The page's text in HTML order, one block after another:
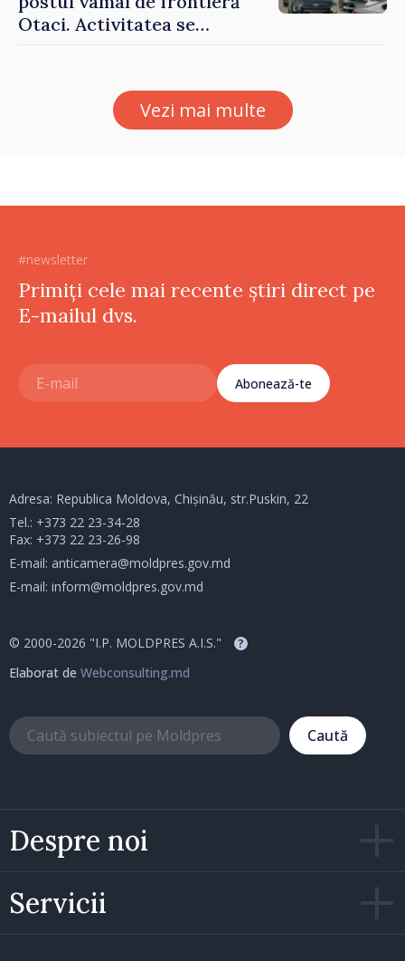
Otaci. Activitatea se
Vezi mai multe
#newsletter
Primiți cele mai recente știri direct pe
E-mailul dvs.
Abonează-te
Despre noi
Servicii
Adresa: Republica Moldova, Chișinău, str.Puskin, 22
Tel.: +373 22 23-34-28
Fax: +373 22 23-26-98
E-mail: anticamera@moldpres.gov.md
E-mail: inform@moldpres.gov.md
© 2000-2026 "I.P. MOLDPRES A.I.S." ?
Elaborat de Webconsulting.md
Caută